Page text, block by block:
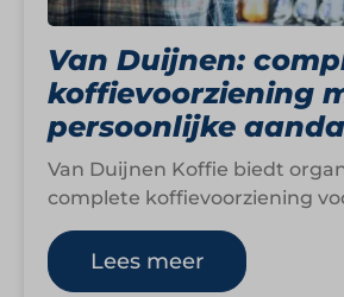
Van Duijnen:
koffievoorziening
persoonlijke
Van Duijnen Koffie biedt
complete koffievoorziening
werkplek. Lekkere koffie,
service, duurzame keuzes en
Lees meer